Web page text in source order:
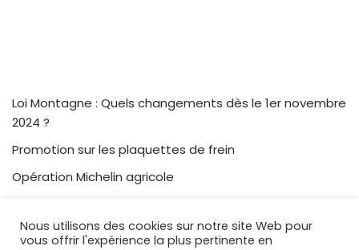
Loi Montagne : Quels changements dès le 1er novembre
2024 ?
Promotion sur les plaquettes de frein
Opération Michelin agricole
Nous utilisons des cookies sur notre site Web pour
vous offrir l'expérience la plus pertinente en